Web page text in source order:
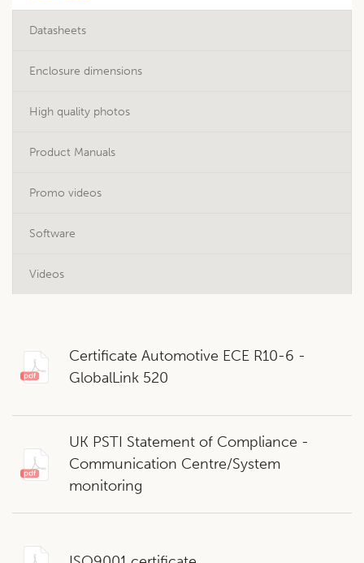
Datasheets
Enclosure dimensions
High quality photos
Product Manuals
Promo videos
Software
Videos
Certificate Automotive ECE R10-6 -
GlobalLink 520
UK PSTI Statement of Compliance -
Communication Centre/System
monitoring